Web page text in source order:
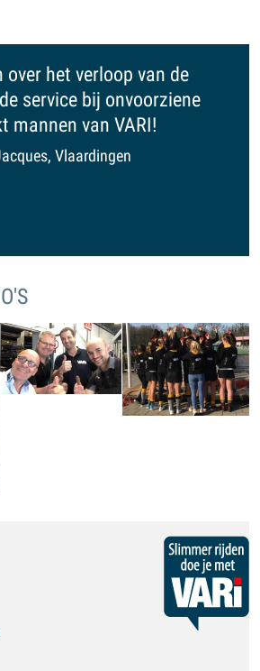
van de aankoop. En de
mannen van VARI!
VARI is een fijne
op je gelegd,
een familiegevoel.
je nieuwe of